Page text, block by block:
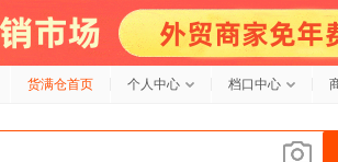
货满仓首页 个人中心 档口中心